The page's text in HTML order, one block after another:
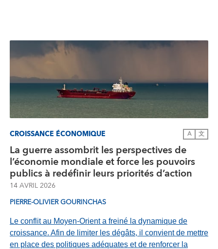
CROISSANCE ÉCONOMIQUE A 文
La guerre assombrit les perspectives de
l’économie mondiale et force les pouvoirs
publics à redéfinir leurs priorités d’action
14 AVRIL 2026
PIERRE-OLIVIER GOURINCHAS
Le conflit au Moyen-Orient a freiné la dynamique de
croissance. Afin de limiter les dégâts, il convient de mettre
en place des politiques adéquates et de renforcer la